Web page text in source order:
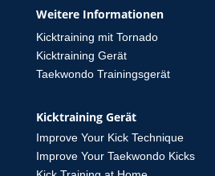
Weitere Informationen
Kicktraining mit Tornado
Kicktraining Gerät
Taekwondo Trainingsgerät
Kicktraining Gerät
Improve Your Kick Technique
Improve Your Taekwondo Kicks